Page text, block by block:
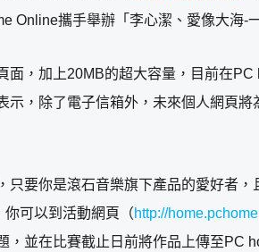
Online攜手舉辦「李心潔、愛像大海
面，加上20MB的超大容量，目前在
示，除了電子信箱外，未來個人網頁
只要你是滾石音樂旗下產品的愛好者
你可以到活動網頁（http://
，並在比賽截止日前將作品上傳至PC